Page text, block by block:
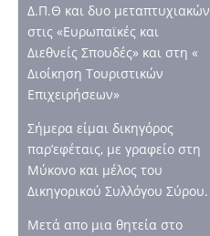
Δ.Π.Θ και δυο μεταπτυχιακών
στις «Ευρωπαϊκές και
Διεθνείς Σπουδές» και στη «
Διοίκηση Τουριστικών
Επιχειρήσεων»
Σήμερα είμαι δικηγόρος
παρ’εφέταις, με γραφείο στη
Μύκονο και μέλος του
Δικηγορικού Συλλόγου Σύρου.
Μετά απο μια θητεία στο